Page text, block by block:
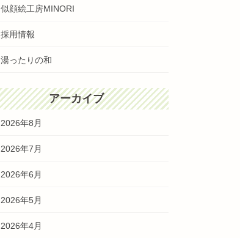
似顔絵工房MINORI
採用情報
湯ったりの和
アーカイブ
2026年8月
2026年7月
2026年6月
2026年5月
2026年4月